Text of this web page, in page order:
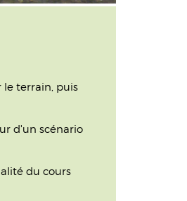
le terrain, puis
d'un scénario
du cours